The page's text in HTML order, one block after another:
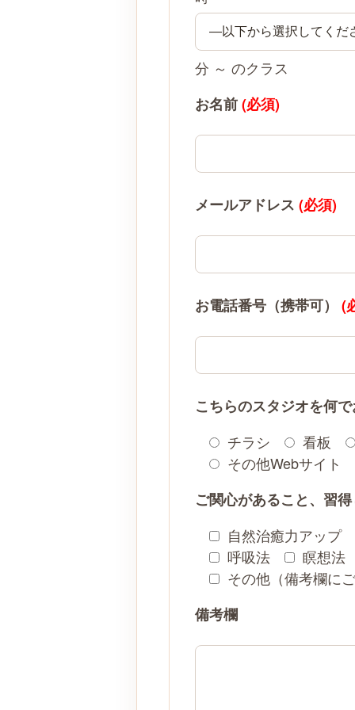
分 ～ のクラス
お名前(必須)
メールアドレス (必須)
お電話番号（携帯可） (
こちらのスタジオを何
チラシ
看板
その他Webサイト
ご関心があること、習
自然治癒力アップ
呼吸法
瞑想法
その他（備考欄に
備考欄